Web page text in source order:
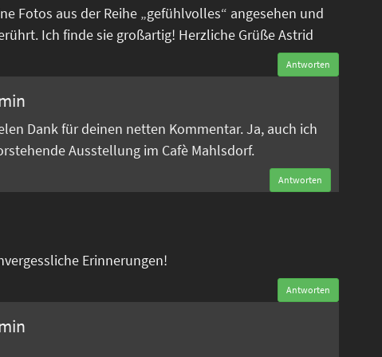
Fotos aus der Reihe „gefühlvolles“ angesehen und
Ich finde sie großartig! Herzliche Grüße Astrid
Antworten
Dank für deinen netten Kommentar. Ja, auch ich
Ausstellung im Cafè Mahlsdorf.
Antworten
Erinnerungen!
Antworten